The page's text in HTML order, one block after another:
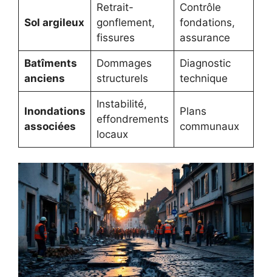
Sol argileux
Retrait-
gonflement,
fissures
Contrôle
fondations,
assurance
Batîments
anciens
Dommages
structurels
Diagnostic
technique
Inondations
associées
Instabilité,
effondrements
locaux
Plans
communaux